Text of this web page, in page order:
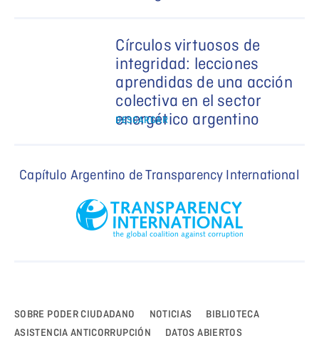
Círculos virtuosos de
integridad: lecciones
aprendidas de una acción
colectiva en el sector
energético argentino
DESCARGAR
Capítulo Argentino de Transparency International
SOBRE PODER CIUDADANO NOTICIAS
BIBLIOTECA
ASISTENCIA ANTICORRUPCIÓN
DATOS ABIERTOS